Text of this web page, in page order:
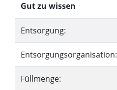
Gut zu wissen
Entsorgung:
Entsorgungsorganisation:
Füllmenge: